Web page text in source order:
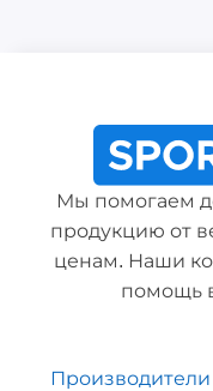
Мы помогаем
продукцию от
ценам. Наши
помощь
Производители